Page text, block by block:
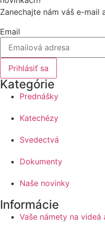
Zanechajte nám váš e-mail
Email
Prihlásiť sa
Kategórie
Prednášky
Katechézy
Svedectvá
Dokumenty
Naše novinky
Informácie
Vaše námety na videá